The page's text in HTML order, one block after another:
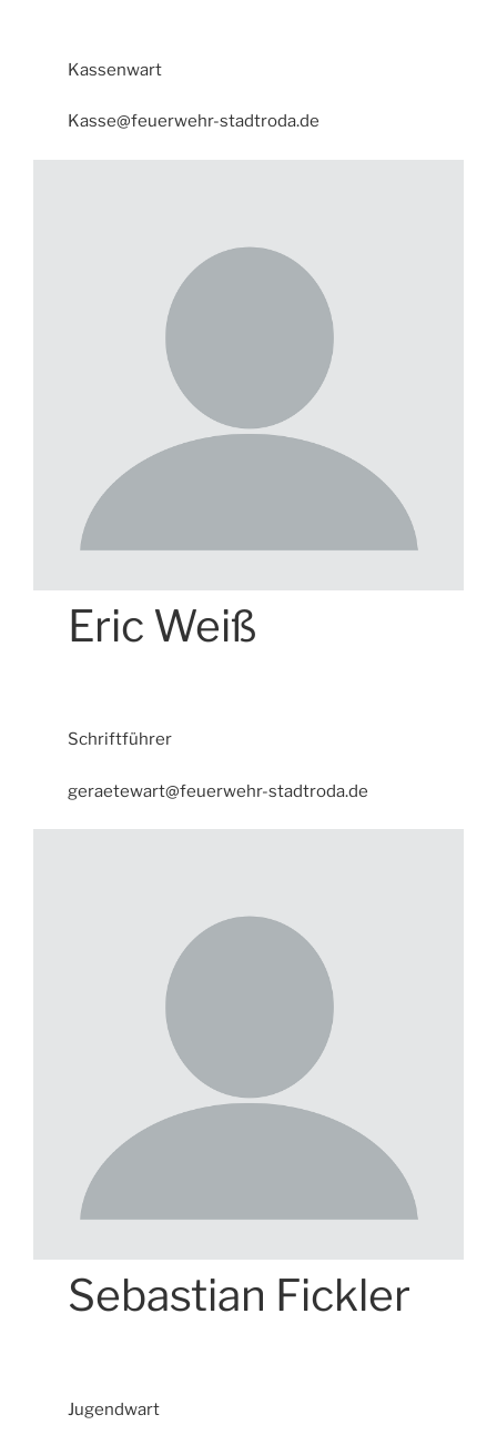
Kassenwart
Kasse@feuerwehr-stadtroda.de
Eric Weiß
Schriftführer
geraetewart@feuerwehr-stadtroda.de
Sebastian Fickler
Jugendwart